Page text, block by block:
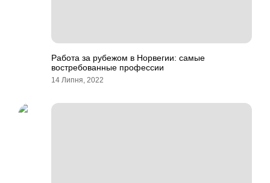
Работа за рубежом в Норвегии: самые
востребованные профессии
14 Липня, 2022